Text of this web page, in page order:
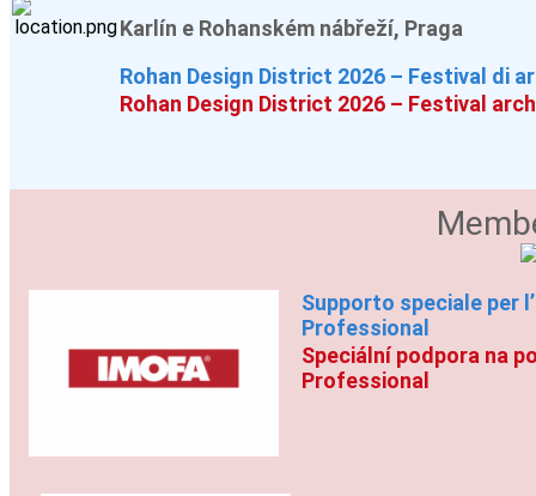
Karlín e Rohanském nábřeží, Praga
Rohan Design District 2026 – Festival di
Rohan Design District 2026 – Festival
Supporto speciale per
Professional
Speciální podpora na
Professional